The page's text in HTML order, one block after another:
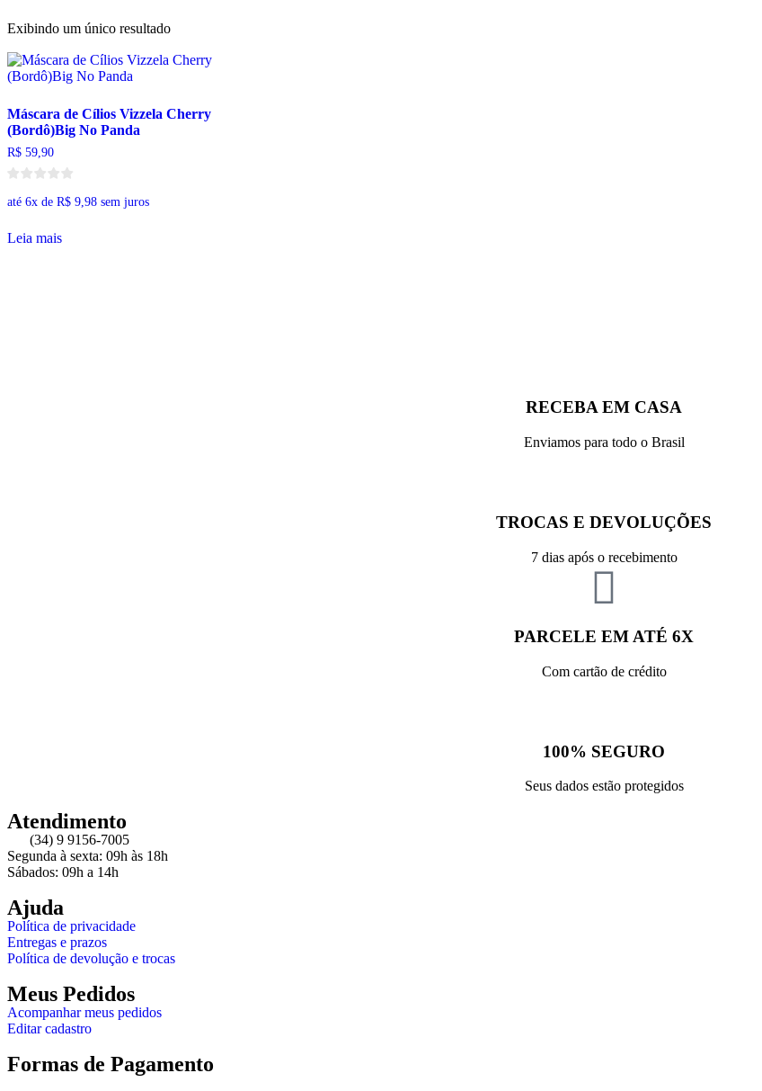
Exibindo um único resultado
Máscara de Cílios Vizzela Cherry
(Bordô)Big No Panda
R$ 59,90
até 6x de R$ 9,98 sem juros
Leia mais
RECEBA EM CASA
Enviamos para todo o Brasil
TROCAS E DEVOLUÇÕES
7 dias após o recebimento
PARCELE EM ATÉ 6X
Com cartão de crédito
100% SEGURO
Seus dados estão protegidos
Atendimento
(34) 9 9156-7005
Segunda à sexta: 09h às 18h
Sábados: 09h a 14h
Ajuda
Política de privacidade
Entregas e prazos
Política de devolução e trocas
Meus Pedidos
Acompanhar meus pedidos
Editar cadastro
Formas de Pagamento